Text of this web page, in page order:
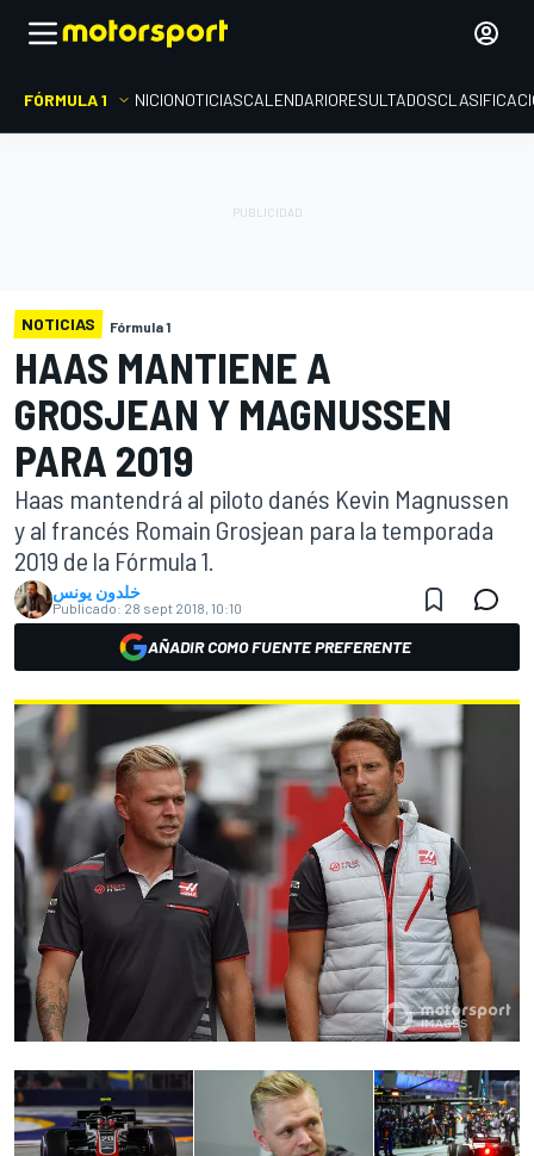
FÓRMULA 1 INICIONOTICIASCALENDARIORESULTADOS
NOTICIAS Fórmula 1
HAAS MANTIENE A
GROSJEAN Y MAGNUSSEN
PARA 2019
Haas mantendrá al piloto danés Kevin Magnussen
y al francés Romain Grosjean para la temporada
2019 de la Fórmula 1.
خلدون يونس
Publicado: 28 sept 2018, 10:10
AÑADIR COMO FUENTE PREFERENTE